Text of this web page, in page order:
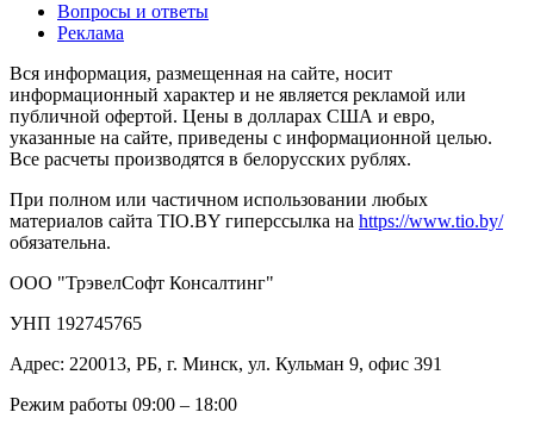
Вопросы и ответы
Реклама
Вся информация, размещенная на сайте, носит
информационный характер и не является рекламой или
публичной офертой. Цены в долларах США и евро,
указанные на сайте, приведены с информационной целью.
Все расчеты производятся в белорусских рублях.
При полном или частичном использовании любых
материалов сайта TIO.BY гиперссылка на https://www.tio.by/
обязательна.
ООО "ТрэвелСофт Консалтинг"
УНП 192745765
Адрес: 220013, РБ, г. Минск, ул. Кульман 9, офис 391
Режим работы 09:00 – 18:00